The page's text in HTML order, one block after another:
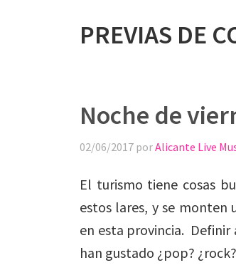
PREVIAS DE
Noche de
02/06/2017 porAlicante Live
El turismo tiene cosas
estos lares, y se monten
en esta provincia. Definir
han gustado ¿pop?